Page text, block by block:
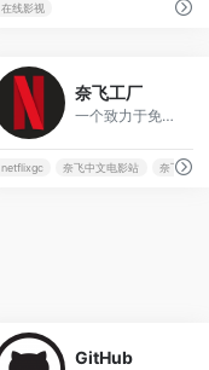
在线影视
奈飞工厂
一个致力于免费提供奈飞影剧动漫的流媒体播放平台
netflixgc 奈飞中文电影站 奈飞中文站
GitHub